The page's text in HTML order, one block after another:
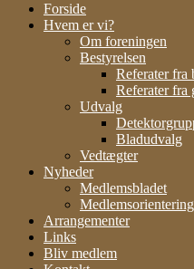
Forside
Hvem er vi?
Om foreningen
Bestyrelsen
Referater fra
Referater fra
Udvalg
Bladudvalg
Vedtægter
Nyheder
Medlemsbladet
Medlemsorientering
Arrangementer
Links
Bliv medlem